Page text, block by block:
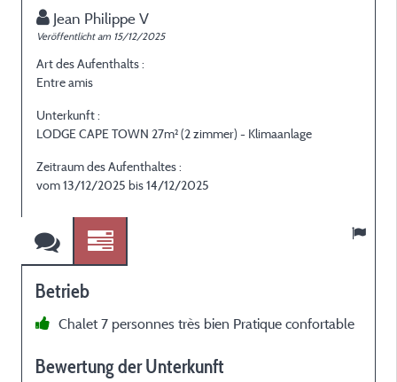
Jean Philippe V
Veröffentlicht am 15/12/2025
Art des Aufenthalts :
Entre amis
Unterkunft :
LODGE CAPE TOWN 27m² (2 zimmer) - Klimaanlage
Zeitraum des Aufenthaltes :
vom 13/12/2025 bis 14/12/2025
Betrieb
Chalet 7 personnes très bien Pratique confortable
Bewertung der Unterkunft